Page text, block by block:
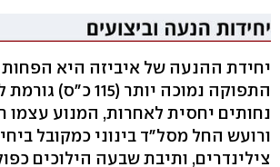
יחידת ההנעה של איביזה היא
התפוקה נמוכה יותר (115
נחותים יחסית לאחרות, המנוע עצמו
ורועש החל מסל"ד בינוני כמקובל
צילינדרים, ותיבת שבעה הילוכים